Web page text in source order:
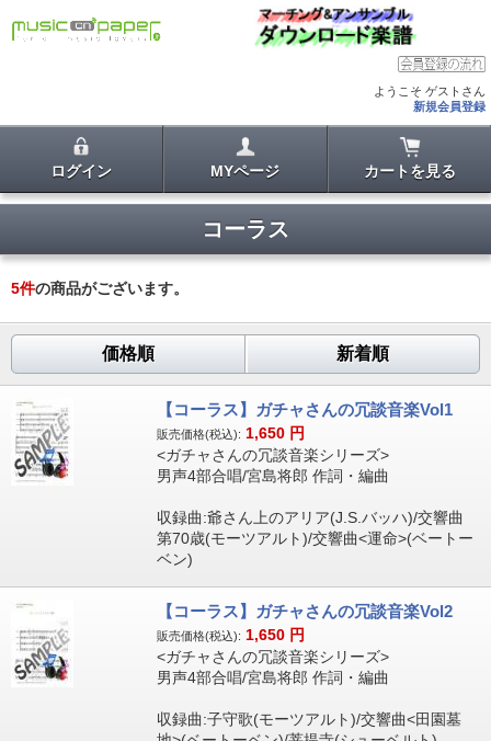
ようこそ ゲストさん
新規会員登録
ログイン MYページ カートを見る
コーラス
5件の商品がございます。
価格順 新着順
【コーラス】ガチャさんの冗談音楽Vol1
販売価格(税込): 1,650 円
<ガチャさんの冗談音楽シリーズ>
男声4部合唱/宮島将郎 作詞・編曲
収録曲:爺さん上のアリア(J.S.バッハ)/交響曲
第70歳(モーツアルト)/交響曲<運命>(ベートー
ベン)
【コーラス】ガチャさんの冗談音楽Vol2
販売価格(税込): 1,650 円
<ガチャさんの冗談音楽シリーズ>
男声4部合唱/宮島将郎 作詞・編曲
収録曲:子守歌(モーツアルト)/交響曲<田園墓